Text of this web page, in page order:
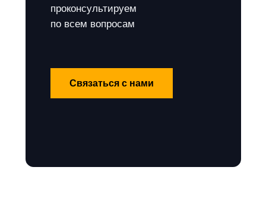
проконсультируем
по всем вопросам
Связаться с нами